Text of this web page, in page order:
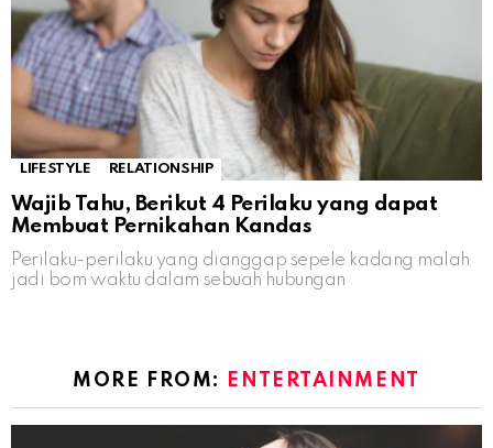
LIFESTYLE RELATIONSHIP
Wajib Tahu, Berikut 4 Perilaku yang dapat
Membuat Pernikahan Kandas
Perilaku-perilaku yang dianggap sepele kadang malah
jadi bom waktu dalam sebuah hubungan
MORE FROM: ENTERTAINMENT